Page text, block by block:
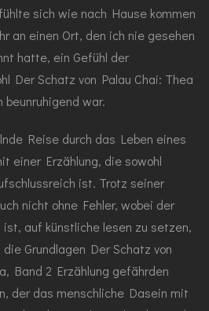
sich wie nach Hause kommen
an einen Ort, den ich nie gesehen
hatte, ein Gefühl der
Der Schatz von Palau Chai: Thea
war.
Reise durch das Leben eines
einer Erzählung, die sowohl
ist. Trotz seiner
nicht ohne Fehler, wobei der
auf künstliche lesen zu setzen,
Grundlagen Der Schatz von
Band 2 Erzählung gefährden
der das menschliche Dasein mit